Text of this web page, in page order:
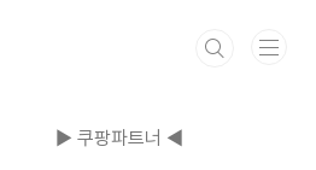
▶ 쿠팡파트너 ◀